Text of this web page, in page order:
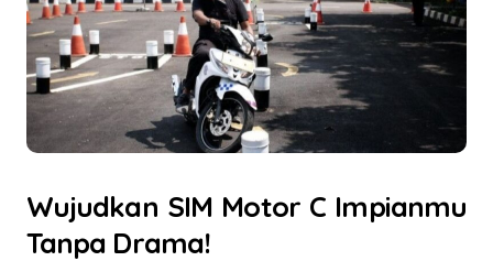
Wujudkan SIM Motor C Impianmu
Tanpa Drama!